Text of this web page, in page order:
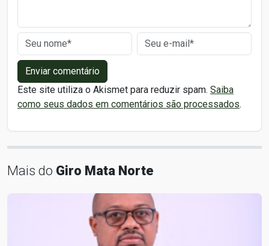
Enviar comentário
Este site utiliza o Akismet para reduzir spam. Saiba
como seus dados em comentários são processados.
Mais do Giro Mata Norte